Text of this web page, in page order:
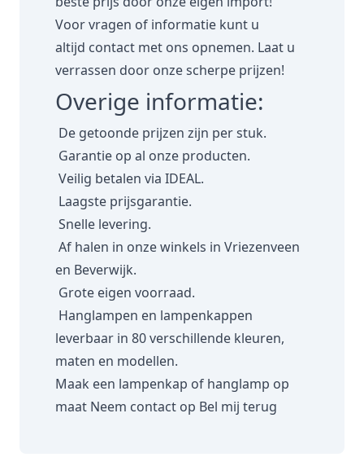
Voor vragen of informatie kunt u
altijd contact met ons opnemen. Laat u
verrassen door onze scherpe prijzen!
Overige informatie:
De getoonde prijzen zijn per stuk.
Garantie op al onze producten.
Veilig betalen via IDEAL.
Laagste prijsgarantie.
Snelle levering.
Af halen in onze winkels in Vriezenveen
en Beverwijk.
Grote eigen voorraad.
Hanglampen en lampenkappen
leverbaar in 80 verschillende kleuren,
maten en modellen.
Maak een lampenkap of hanglamp op
maat Neem contact op Bel mij terug